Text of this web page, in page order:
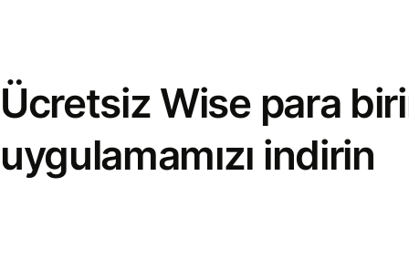
Ücretsiz Wise para
uygulamamızı indirin